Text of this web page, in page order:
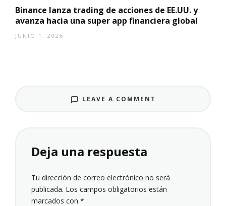
Binance lanza trading de acciones de EE.UU. y
avanza hacia una super app financiera global
JUNIO 1, 2026
LEAVE A COMMENT
Deja una respuesta
Tu dirección de correo electrónico no será
publicada. Los campos obligatorios están
marcados con *